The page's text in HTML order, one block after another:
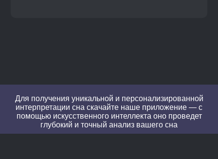
Для получения уникальной и персонализированной
интерпретации сна скачайте наше приложение — с
помощью искусственного интеллекта оно проведет
глубокий и точный анализ вашего сна